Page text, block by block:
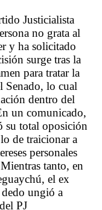
Justicialista
no grata al
y ha solicitado
surge tras la
para tratar la
Senado, lo cual
dentro del
un comunicado,
su total oposición
de traicionar a
personales
tanto, en
el ex
ungió a
PJ